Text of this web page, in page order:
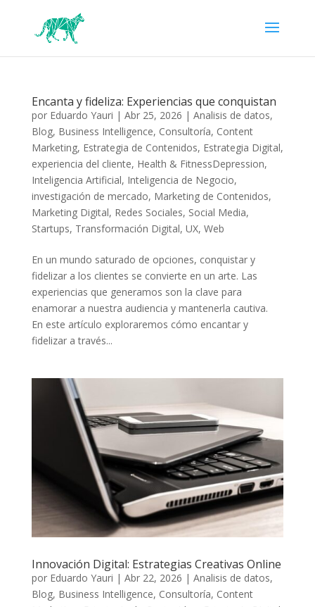
Encanta y fideliza: Experiencias que conquistan
por Eduardo Yauri | Abr 25, 2026 | Analisis de datos,
Blog, Business Intelligence, Consultoría, Content
Marketing, Estrategia de Contenidos, Estrategia Digital,
experiencia del cliente, Health & FitnessDepression,
Inteligencia Artificial, Inteligencia de Negocio,
investigación de mercado, Marketing de Contenidos,
Marketing Digital, Redes Sociales, Social Media,
Startups, Transformación Digital, UX, Web
En un mundo saturado de opciones,‍ conquistar y
fidelizar a los clientes se convierte en‌ un arte. Las
⁣experiencias que⁤ generamos son la clave para
‍enamorar a nuestra audiencia⁣ y mantenerla cautiva.
En este artículo exploraremos cómo encantar y
fidelizar a través...
Innovación Digital: Estrategias Creativas Online
por Eduardo Yauri | Abr 22, 2026 | Analisis de datos,
Blog, Business Intelligence, Consultoría, Content